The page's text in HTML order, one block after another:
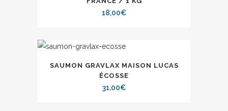
18,00€
SAUMON GRAVLAX MAISON LUCAS
ÉCOSSE
31,00€